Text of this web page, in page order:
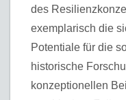
des
exemplarisch die
Potentiale für die
historische
konzeptionellen